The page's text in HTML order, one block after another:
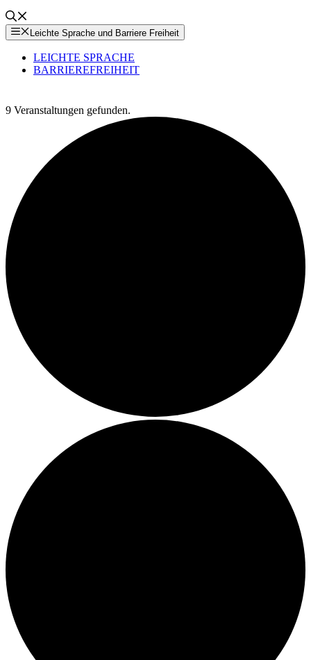
Leichte Sprache und Barriere Freiheit
LEICHTE SPRACHE
BARRIEREFREIHEIT
9 Veranstaltungen gefunden.